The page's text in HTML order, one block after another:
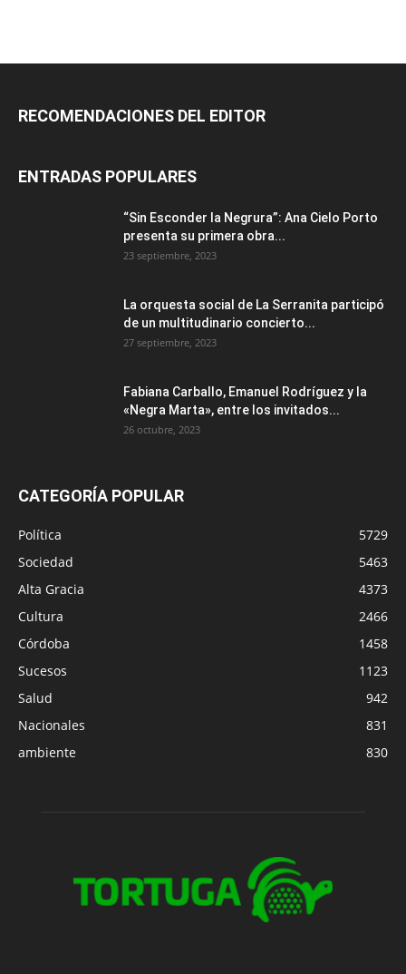
RECOMENDACIONES DEL EDITOR
ENTRADAS POPULARES
“Sin Esconder la Negrura”: Ana Cielo Porto
presenta su primera obra...
23 septiembre, 2023
La orquesta social de La Serranita participó
de un multitudinario concierto...
27 septiembre, 2023
Fabiana Carballo, Emanuel Rodríguez y la
«Negra Marta», entre los invitados...
26 octubre, 2023
CATEGORÍA POPULAR
Política
5729
Sociedad
5463
Alta Gracia
4373
Cultura
2466
Córdoba
1458
Sucesos
1123
Salud
942
Nacionales
831
ambiente
830